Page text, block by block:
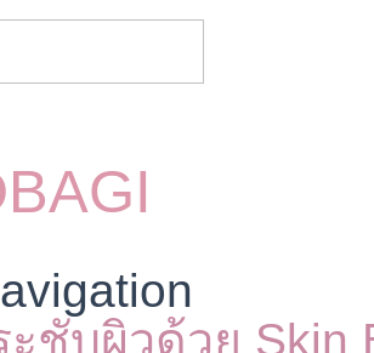
ชับผิวด้วย Skin